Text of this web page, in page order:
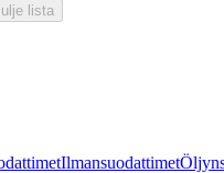
lista
Ilmansuodattimet